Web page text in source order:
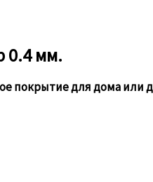
0.4 мм.
покрытие для дома или